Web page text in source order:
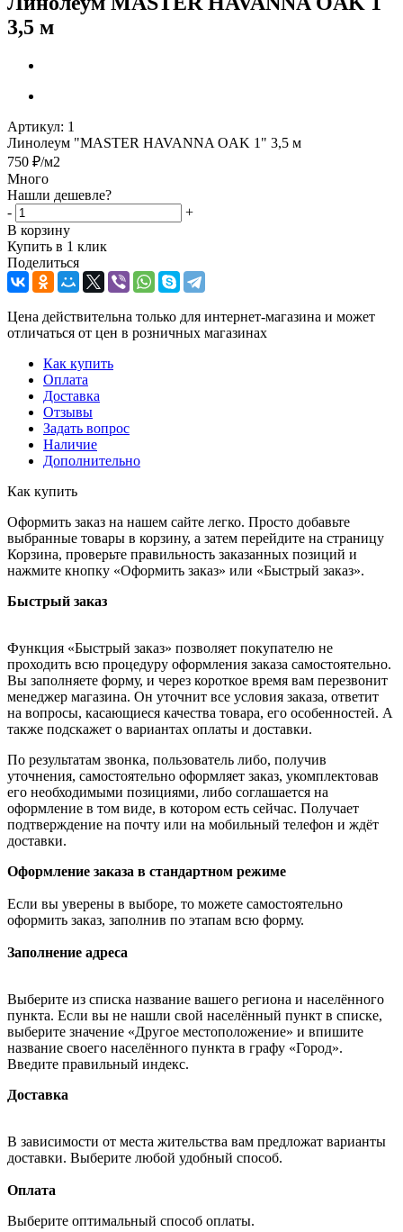
3,5 м
Артикул: 1
Линолеум "MASTER HAVANNA OAK 1" 3,5 м
750 ₽/м2
Много
Нашли дешевле?
-
+
В корзину
Купить в 1 клик
Поделиться
Цена действительна только для интернет-магазина и может
отличаться от цен в розничных магазинах
Как купить
Оплата
Доставка
Отзывы
Задать вопрос
Наличие
Дополнительно
Как купить
Оформить заказ на нашем сайте легко. Просто добавьте
выбранные товары в корзину, а затем перейдите на страницу
Корзина, проверьте правильность заказанных позиций и
нажмите кнопку «Оформить заказ» или «Быстрый заказ».
Быстрый заказ
Функция «Быстрый заказ» позволяет покупателю не
проходить всю процедуру оформления заказа самостоятельно.
Вы заполняете форму, и через короткое время вам перезвонит
менеджер магазина. Он уточнит все условия заказа, ответит
на вопросы, касающиеся качества товара, его особенностей. А
также подскажет о вариантах оплаты и доставки.
По результатам звонка, пользователь либо, получив
уточнения, самостоятельно оформляет заказ, укомплектовав
его необходимыми позициями, либо соглашается на
оформление в том виде, в котором есть сейчас. Получает
подтверждение на почту или на мобильный телефон и ждёт
доставки.
Оформление заказа в стандартном режиме
Если вы уверены в выборе, то можете самостоятельно
оформить заказ, заполнив по этапам всю форму.
Заполнение адреса
Выберите из списка название вашего региона и населённого
пункта. Если вы не нашли свой населённый пункт в списке,
выберите значение «Другое местоположение» и впишите
название своего населённого пункта в графу «Город».
Введите правильный индекс.
Доставка
В зависимости от места жительства вам предложат варианты
доставки. Выберите любой удобный способ.
Оплата
Выберите оптимальный способ оплаты.